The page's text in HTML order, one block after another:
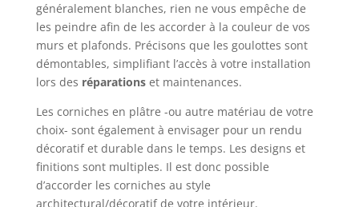
généralement blanches, rien ne vous empêche de
les peindre afin de les accorder à la couleur de vos
murs et plafonds. Précisons que les goulottes sont
démontables, simplifiant l’accès à votre installation
lors des réparationset maintenances.
Les corniches en plâtre -ou autre matériau de votre
choix- sont également à envisager pour un rendu
décoratif et durable dans le temps. Les designs et
finitions sont multiples. Il est donc possible
d’accorder les corniches au style
architectural/décoratif de votre intérieur.